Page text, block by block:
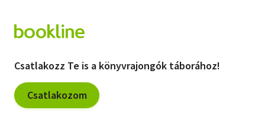
Csatlakozz Te is a könyvrajongók táborához!
Csatlakozom